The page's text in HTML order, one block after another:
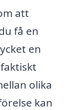
att
få en
en
olika
kan